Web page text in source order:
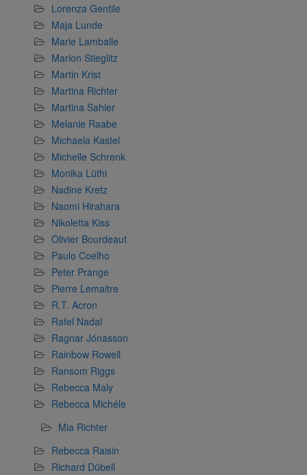
Lorenza Gentile
Maja Lunde
Marie Lamballe
Marion Stieglitz
Martin Krist
Martina Richter
Martina Sahler
Melanie Raabe
Michaela Kastel
Michelle Schrenk
Monika Lüthi
Nadine Kretz
Naomi Hirahara
Nikoletta Kiss
Olivier Bourdeaut
Paulo Coelho
Peter Prange
Pierre Lemaitre
R.T. Acron
Rafel Nadal
Ragnar Jónasson
Rainbow Rowell
Ransom Riggs
Rebecca Maly
Rebecca Michéle
Mia Richter
Rebecca Raisin
Richard Dübell